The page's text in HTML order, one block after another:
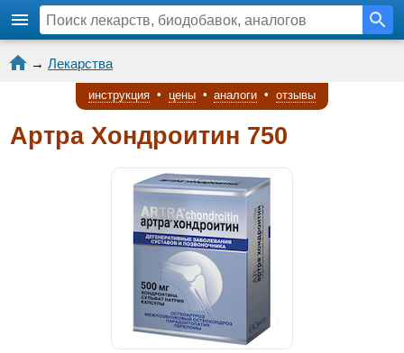
→ Лекарства
инструкция • цены • аналоги • отзывы
Артра Хондроитин 750